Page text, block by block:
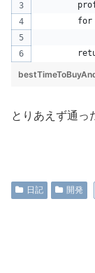
for
とりあえず通っ
日記 開発